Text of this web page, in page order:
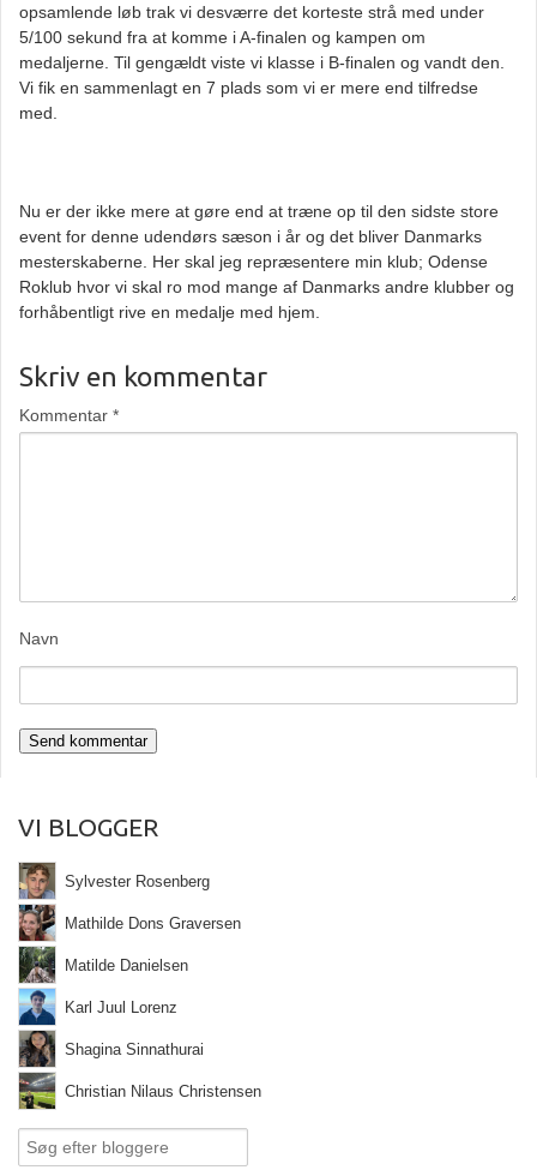
opsamlende løb trak vi desværre det korteste strå med under
5/100 sekund fra at komme i A-finalen og kampen om
medaljerne. Til gengældt viste vi klasse i B-finalen og vandt den.
Vi fik en sammenlagt en 7 plads som vi er mere end tilfredse
med.
Nu er der ikke mere at gøre end at træne op til den sidste store
event for denne udendørs sæson i år og det bliver Danmarks
mesterskaberne. Her skal jeg repræsentere min klub; Odense
Roklub hvor vi skal ro mod mange af Danmarks andre klubber og
forhåbentligt rive en medalje med hjem.
Skriv en kommentar
Kommentar *
Navn
VI BLOGGER
Sylvester Rosenberg
Mathilde Dons Graversen
Matilde Danielsen
Karl Juul Lorenz
Shagina Sinnathurai
Christian Nilaus Christensen